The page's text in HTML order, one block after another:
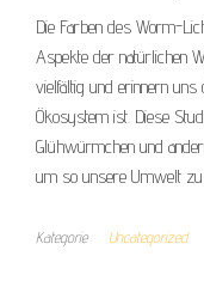
Die Farben des Worm-
Aspekte der natürlichen
vielfältig und erinnern
Ökosystem ist. Diese
Glühwürmchen und
um so unsere Umwelt
Kategorie Uncategorized